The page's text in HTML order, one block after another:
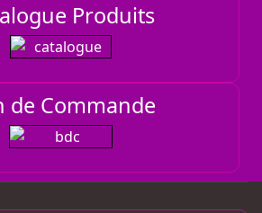
Produits
de Commande